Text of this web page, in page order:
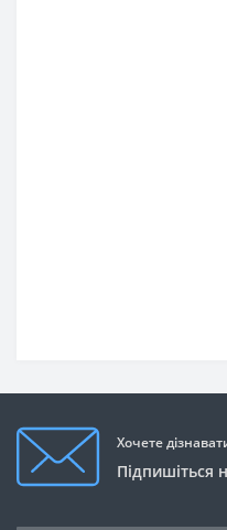
Хочете
Підпишіться